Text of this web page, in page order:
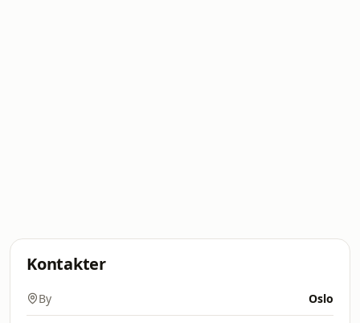
Kontakter
By Oslo